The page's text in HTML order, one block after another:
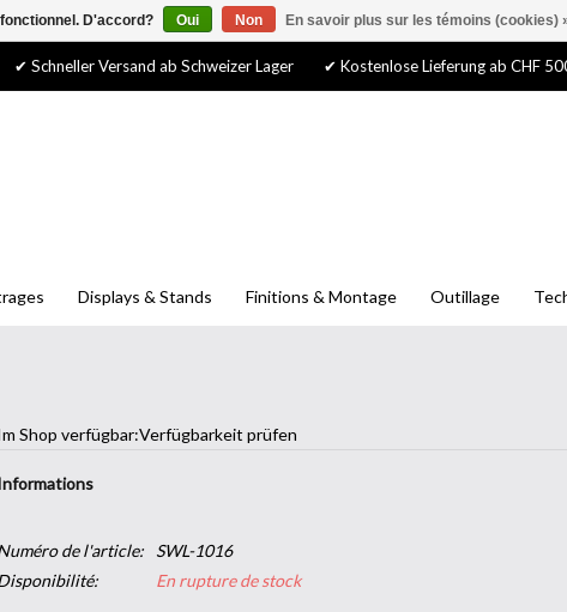
✔ Schneller Versand ab Schweizer Lager ✔ Kostenlose Lieferung ab CHF
Displays & Stands Finitions & Montage Outillage
Shop verfügbar:Verfügbarkeit prüfen
de l'article:
SWL-1016
En rupture de stock
D'accord? Oui Non En savoir plus sur les témoins (cookies)